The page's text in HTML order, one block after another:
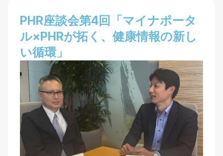
​PHR座談会第4回「​​マイナポータ
ル×PHRが拓く、健康情報の新し
い循環」​